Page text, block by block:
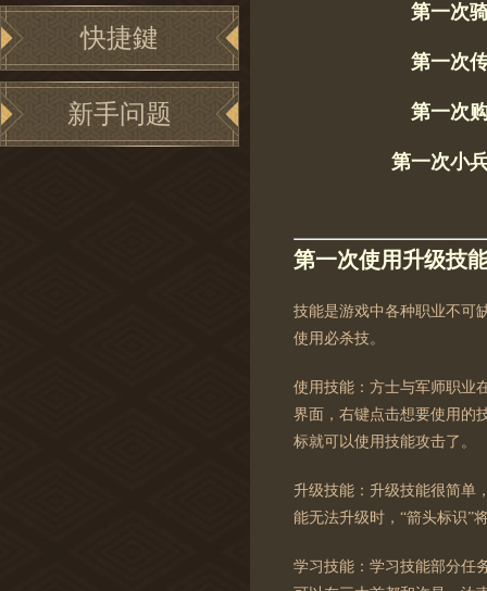
快捷鍵
新手问题
第一次
第一次
第一次
第一次小
第一次使用升级技
技能是游戏中各种职业不可
使用必杀技。
使用技能：方士与军师职业
界面，右键点击想要使用的
标就可以使用技能攻击了。
升级技能：升级技能很简单
能无法升级时，“箭头标识”
学习技能：学习技能部分任